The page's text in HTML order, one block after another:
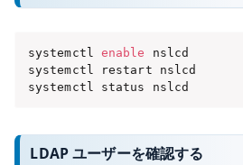
systemctl enable
nslcd
systemctl restart nslcd
systemctl status nslcd
LDAP ユーザーを確認する